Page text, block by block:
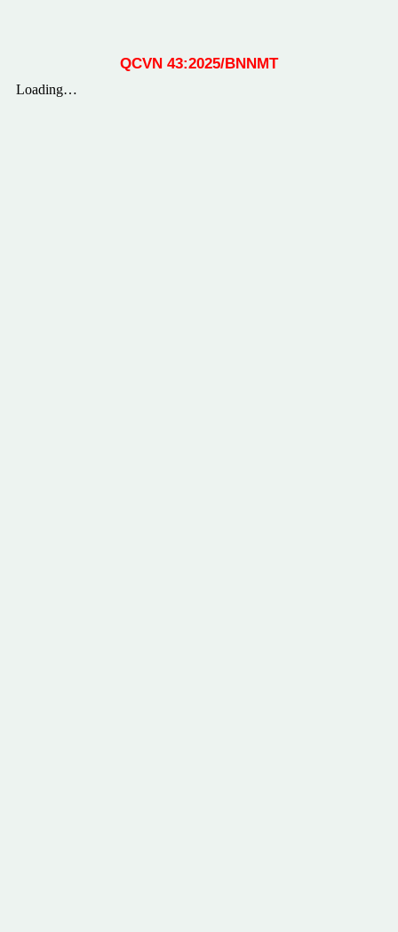
QCVN 43:2025/BNNMT